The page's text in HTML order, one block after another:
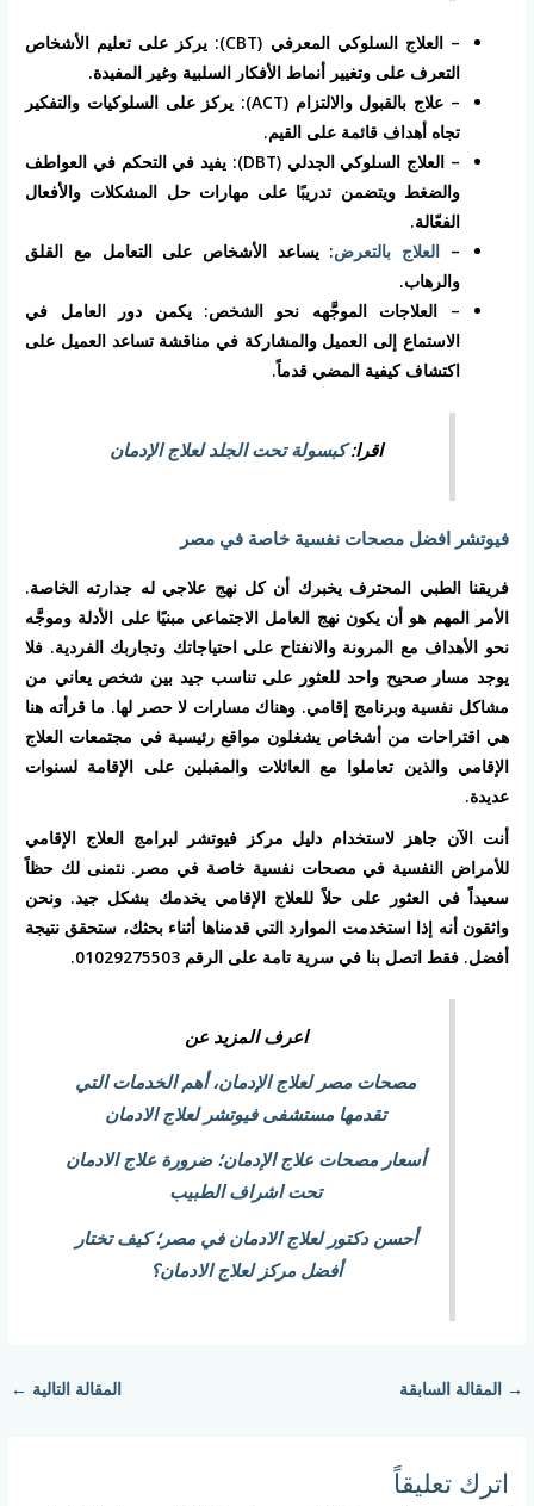
– العلاج السلوكي المعرفي (CBT): يركز على تعليم الأشخاص
التعرف على وتغيير أنماط الأفكار السلبية وغير المفيدة.
– علاج بالقبول والالتزام (ACT): يركز على السلوكيات والتفكير
تجاه أهداف قائمة على القيم.
– العلاج السلوكي الجدلي (DBT): يفيد في التحكم في العواطف
والضغط ويتضمن تدريبًا على مهارات حل المشكلات والأفعال
الفعّالة.
– العلاج بالتعرض: يساعد الأشخاص على التعامل مع القلق
والرهاب.
– العلاجات الموجَّهه نحو الشخص: يكمن دور العامل في
الاستماع إلى العميل والمشاركة في مناقشة تساعد العميل على
اكتشاف كيفية المضي قدماً.
اقرا:كبسولة تحت الجلد لعلاج الإدمان
فيوتشر افضل مصحات نفسية خاصة في مصر
فريقنا الطبي المحترف يخبرك أن كل نهج علاجي له جدارته الخاصة.
الأمر المهم هو أن يكون نهج العامل الاجتماعي مبنيًا على الأدلة وموجَّه
نحو الأهداف مع المرونة والانفتاح على احتياجاتك وتجاربك الفردية. فلا
يوجد مسار صحيح واحد للعثور على تناسب جيد بين شخص يعاني من
مشاكل نفسية وبرنامج إقامي. وهناك مسارات لا حصر لها. ما قرأته هنا
هي اقتراحات من أشخاص يشغلون مواقع رئيسية في مجتمعات العلاج
الإقامي والذين تعاملوا مع العائلات والمقبلين على الإقامة لسنوات
عديدة.
أنت الآن جاهز لاستخدام دليل مركز فيوتشر لبرامج العلاج الإقامي
للأمراض النفسية في مصحات نفسية خاصة في مصر. نتمنى لك حظاً
سعيداً في العثور على حلاً للعلاج الإقامي يخدمك بشكل جيد. ونحن
واثقون أنه إذا استخدمت الموارد التي قدمناها أثناء بحثك، ستحقق نتيجة
أفضل. فقط اتصل بنا في سرية تامة على الرقم 01029275503.
اعرف المزيد عن
مصحات مصر لعلاج الإدمان، أهم الخدمات التي
تقدمها مستشفى فيوتشر لعلاج الادمان
أسعار مصحات علاج الإدمان؛ ضرورة علاج الادمان
تحت اشراف الطبيب
أحسن دكتور لعلاج الادمان في مصر؛ كيف تختار
أفضل مركز لعلاج الادمان؟
→ المقالة السابقة المقالة التالية ←
اترك تعليقاً